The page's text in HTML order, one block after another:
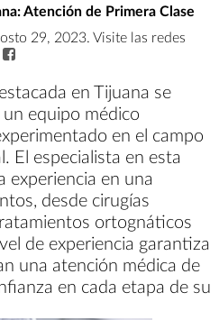
Atención de Primera Clase
29, 2023. Visite las redes
en Tijuana se
equipo médico
en el campo
El especialista en esta
experiencia en una
desde cirugías
ortognáticos
de experiencia garantiza
una atención médica de
en cada etapa de su